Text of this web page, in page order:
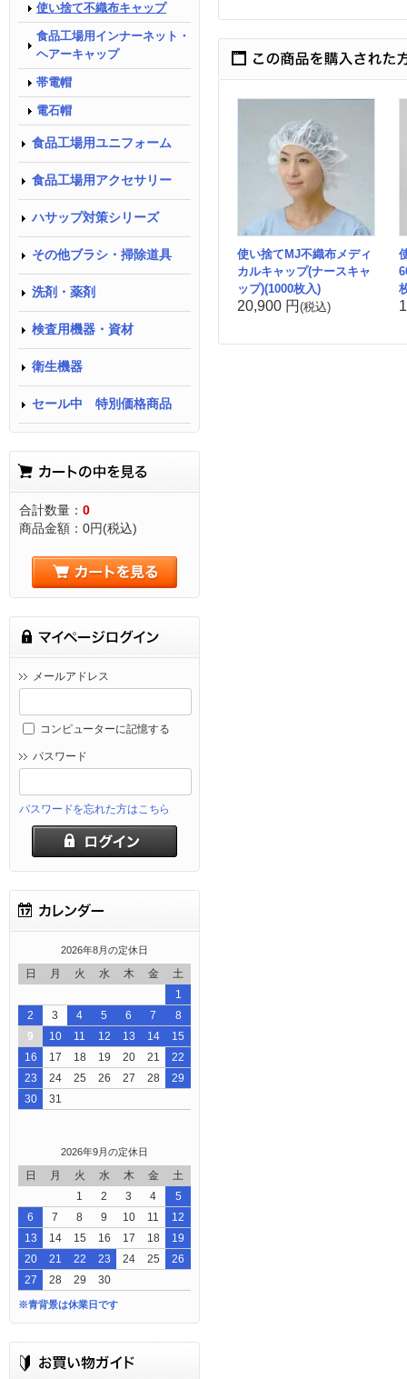
使い捨て不織布キャップ
食品工場用インナーネット・
ヘアーキャップ
帯電帽
電石帽
食品工場用ユニフォーム
食品工場用アクセサリー
ハサップ対策シリーズ
その他ブラシ・掃除道具
洗剤・薬剤
検査用機器・資材
衛生機器
セール中 特別価格商品
合計数量： 0
商品金額： 0円(税込)
メールアドレス
コンピューターに記憶する
パスワード
パスワードを忘れた方はこちら
2026年8月の定休日
日 月 火 水 木 金
土
1
2
3 4 5 6 7
8
9
10 11 12 13 14
15
16
17 18 19 20 21
22
23
24 25 26 27 28
29
30
31
2026年9月の定休日
日 月 火 水 木 金
土
1
2 3 4
5
6
7 8 9 10 11
12
13
14 15 16 17 18
19
20
21 22 23 24 25
26
27
28 29 30
※青背景は休業日です
使い捨てMJ不織布メディ
カルキャップ(ナースキャ
ップ)(1000枚入)
20,900 円 (税込)